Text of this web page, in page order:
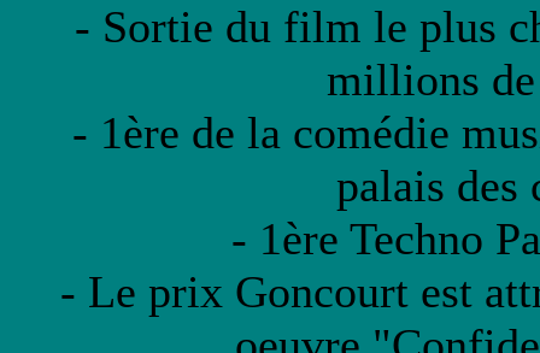
- Sortie du film le plus
millions
- 1ère de la comédie
palais des
- 1ère Techno
- Le prix Goncourt est